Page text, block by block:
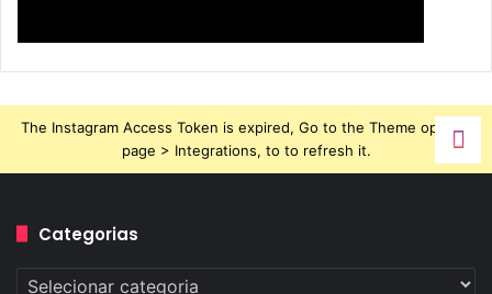
6) Luvas Feminina DEFENDER na cor creme – R$169
segurança, a luva possui proteções internas rígidas no
dorso das mãos. E além da luva ter punho longo com
ajuste em velcro ela possui um design muito feminino
The Instagram Access Token is expired, Go to the Theme options
page > Integrations, to to refresh it.
Categorias
Categorias